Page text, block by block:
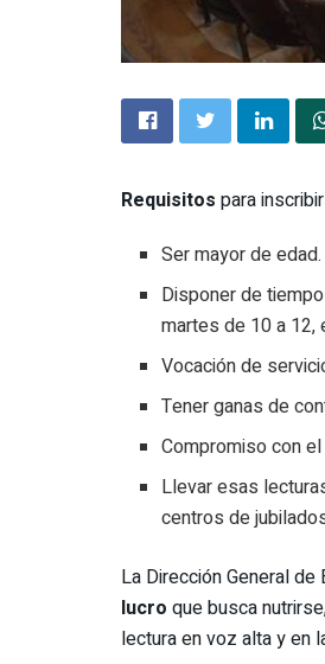
Requisitos para
Ser mayor de edad.
Disponer de
martes de 10 a 12,
Vocación de
Tener ganas de
Compromiso con
Llevar esas
centros de
La Dirección General
lucro que busca
lectura en voz alta y en